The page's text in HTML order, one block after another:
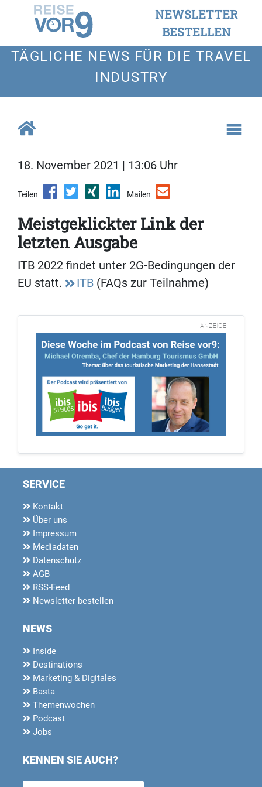
NEWSLETTER
BESTELLEN
TÄGLICHE NEWS FÜR DIE TRAVEL
INDUSTRY
18. November 2021 | 13:06 Uhr
Teilen Mailen
Meistgeklickter Link der
letzten Ausgabe
ITB 2022 findet unter 2G-Bedingungen der
EU statt.
ITB (FAQs zur Teilnahme)
ANZEIGE
SERVICE
Kontakt
Über uns
Impressum
Mediadaten
Datenschutz
AGB
RSS-Feed
Newsletter bestellen
NEWS
Inside
Destinations
Marketing & Digitales
Basta
Themenwochen
Podcast
Jobs
KENNEN SIE AUCH?